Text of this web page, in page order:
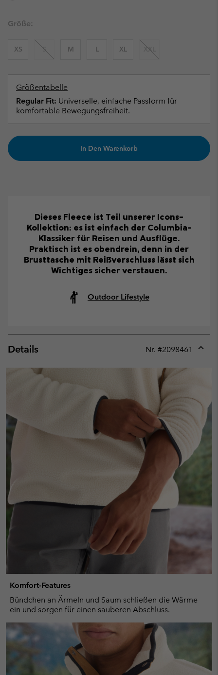
Größe:
XS S M L XL XXL
Größentabelle
Regular Fit: Universelle, einfache Passform für
komfortable Bewegungsfreiheit.
In Den Warenkorb
Dieses Fleece ist Teil unserer Icons-
Kollektion: es ist einfach der Columbia-
Klassiker für Reisen und Ausflüge.
Praktisch ist es obendrein, denn in der
Brusttasche mit Reißverschluss lässt sich
Wichtiges sicher verstauen.
Outdoor Lifestyle
Details Nr. #2098461
Komfort-Features
Bündchen an Ärmeln und Saum schließen die Wärme
ein und sorgen für einen sauberen Abschluss.